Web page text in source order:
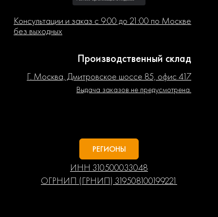
Консультации и заказ с 9:00 до 21:00 по Москве
без выходных
Производственный склад
Г. Москва, Дмитровское шоссе 85, офис 417
Выдача заказов не предусмотрена.
РЕГИОНЫ
ИНН 310500033048
ОГРНИП (ГРНИП) 319508100199221